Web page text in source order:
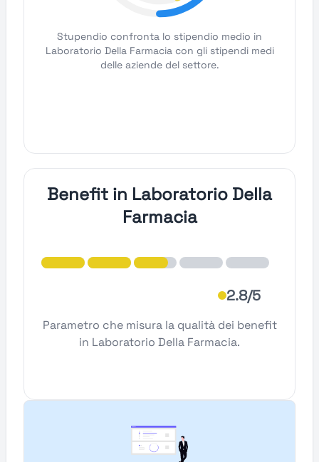
Stupendio confronta lo stipendio medio in
Laboratorio Della Farmacia con gli stipendi medi
delle aziende del settore.
Benefit in Laboratorio Della
Farmacia
2.8/5
Parametro che misura la qualità dei benefit
in Laboratorio Della Farmacia.